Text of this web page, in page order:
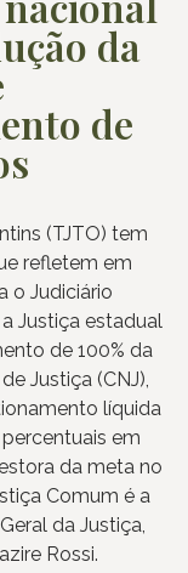
da
de
(TJTO) tem
refletem em
o Judiciário
Justiça estadual
de 100% da
Justiça (CNJ),
líquida
em
da meta no
Comum é a
da Justiça,
Rossi.